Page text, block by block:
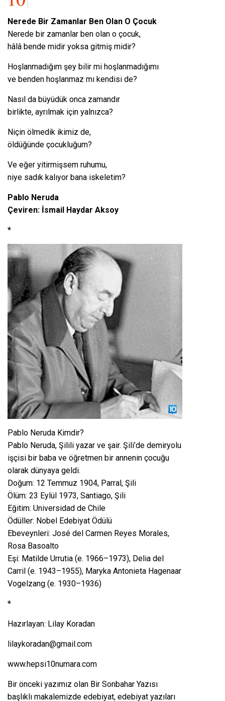
Nerede Bir Zamanlar Ben Olan O Çocuk
Nerede bir zamanlar ben olan o çocuk,
hâlâ bende midir yoksa gitmiş midir?
Hoşlanmadığım şey bilir mi hoşlanmadığımı
ve benden hoşlanmaz mı kendisi de?
Nasıl da büyüdük onca zamandır
birlikte, ayrılmak için yalnızca?
Niçin ölmedik ikimiz de,
öldüğünde çocukluğum?
Ve eğer yitirmişsem ruhumu,
niye sadık kalıyor bana iskeletim?
Pablo Neruda
Çeviren: İsmail Haydar Aksoy
*
Pablo Neruda Kimdir?
Pablo Neruda, Şilili yazar ve şair. Şili’de demiryolu
işçisi bir baba ve öğretmen bir annenin çocuğu
olarak dünyaya geldi.
Doğum: 12 Temmuz 1904, Parral, Şili
Ölüm: 23 Eylül 1973, Santiago, Şili
Eğitim: Universidad de Chile
Ödüller: Nobel Edebiyat Ödülü
Ebeveynleri: José del Carmen Reyes Morales,
Rosa Basoalto
Eşi: Matilde Urrutia (e. 1966–1973), Delia del
Carril (e. 1943–1955), Maryka Antonieta Hagenaar
Vogelzang (e. 1930–1936)
*
Hazırlayan: Lilay Koradan
lilaykoradan@gmail.com
www.hepsi10numara.com
Bir önceki yazımız olan Bir Sonbahar Yazısı
başlıklı makalemizde edebiyat, edebiyat yazıları